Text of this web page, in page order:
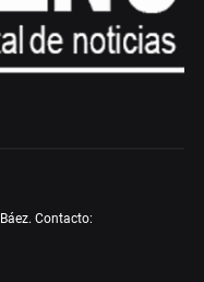
Contacto: